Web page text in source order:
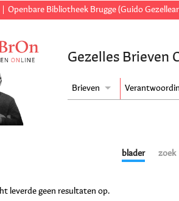
Openbare Bibliotheek Brugge (Guido
Gezelles Brieven
Brieven
blader zoek
leverde geen resultaten op.